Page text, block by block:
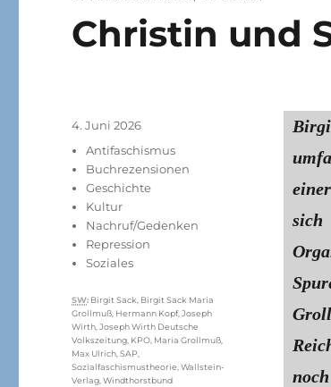
Christin und
Veröffentlicht
4. Juni 2026
Kategorien
Antifaschismus
Buchrezensionen
Geschichte
Kultur
Nachruf/Gedenken
Repression
Soziales
Schlagwörter
SW: Birgit Sack Birgit Sack Maria
Grollmuß Hermann Kopf,Joseph
Wirth ,Joseph Wirth Deutsche
Volkszeitung KPO Maria Grollmuß
Max Ulrich ,SAP
Sozialfaschismustheorie ,Wallstein-
Verlag ,Windthorstbund